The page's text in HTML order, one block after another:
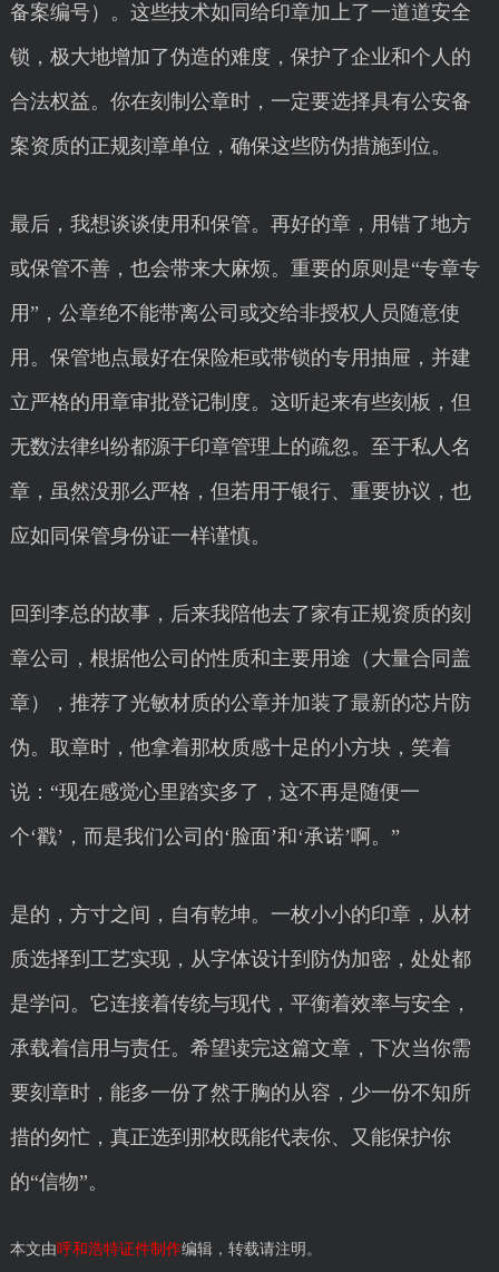
备案编号）。这些技术如同给印章加上了一道道安全
锁，极大地增加了伪造的难度，保护了企业和个人的
合法权益。你在刻制公章时，一定要选择具有公安备
案资质的正规刻章单位，确保这些防伪措施到位。
最后，我想谈谈使用和保管。再好的章，用错了地方
或保管不善，也会带来大麻烦。重要的原则是“专章专
用”，公章绝不能带离公司或交给非授权人员随意使
用。保管地点最好在保险柜或带锁的专用抽屉，并建
立严格的用章审批登记制度。这听起来有些刻板，但
无数法律纠纷都源于印章管理上的疏忽。至于私人名
章，虽然没那么严格，但若用于银行、重要协议，也
应如同保管身份证一样谨慎。
回到李总的故事，后来我陪他去了家有正规资质的刻
章公司，根据他公司的性质和主要用途（大量合同盖
章），推荐了光敏材质的公章并加装了最新的芯片防
伪。取章时，他拿着那枚质感十足的小方块，笑着
说：“现在感觉心里踏实多了，这不再是随便一
个‘戳’，而是我们公司的‘脸面’和‘承诺’啊。”
是的，方寸之间，自有乾坤。一枚小小的印章，从材
质选择到工艺实现，从字体设计到防伪加密，处处都
是学问。它连接着传统与现代，平衡着效率与安全，
承载着信用与责任。希望读完这篇文章，下次当你需
要刻章时，能多一份了然于胸的从容，少一份不知所
措的匆忙，真正选到那枚既能代表你、又能保护你
的“信物”。
本文由呼和浩特证件制作编辑，转载请注明。